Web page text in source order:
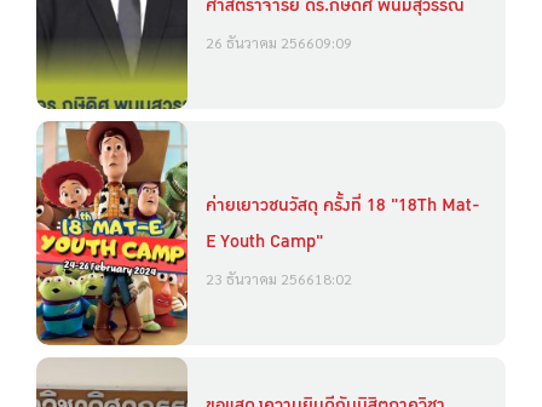
26 ธันวาคม 256609:09
ค่ายเยาวชนวัสดุ ครั้งที่ 18 "18Th Mat-
E Youth Camp"
23 ธันวาคม 256618:02